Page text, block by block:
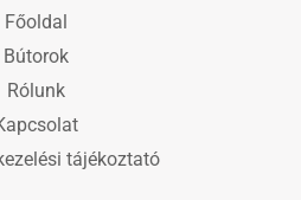
Főoldal
Bútorok
Rólunk
tájékoztató